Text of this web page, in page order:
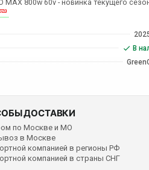
MAX 800w 60v - новинка текущего
В
ДОСТАВКИ
по Москве и МО
в Москве
компанией в регионы РФ
компанией в страны СНГ